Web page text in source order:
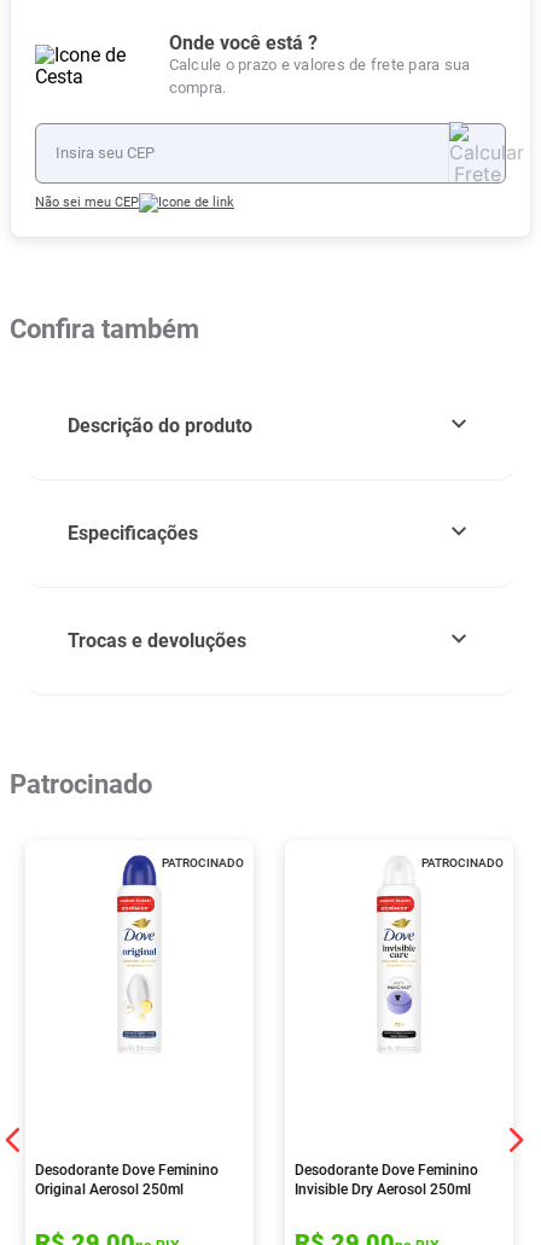
Onde você está ?
Calcule o prazo e valores de frete para sua
compra.
Não sei meu CEP
Confira também
Descrição do produto
Especificações
Trocas e devoluções
Patrocinado
PATROCINADO
Desodorante Dove Feminino
Original Aerosol 250ml
PATROCINADO
Desodorante Dove Feminino
Invisible Dry Aerosol 250ml